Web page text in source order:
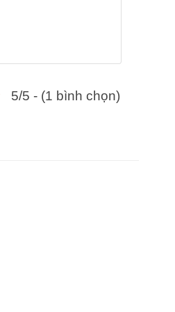
5/5 - (1 bình chọn)